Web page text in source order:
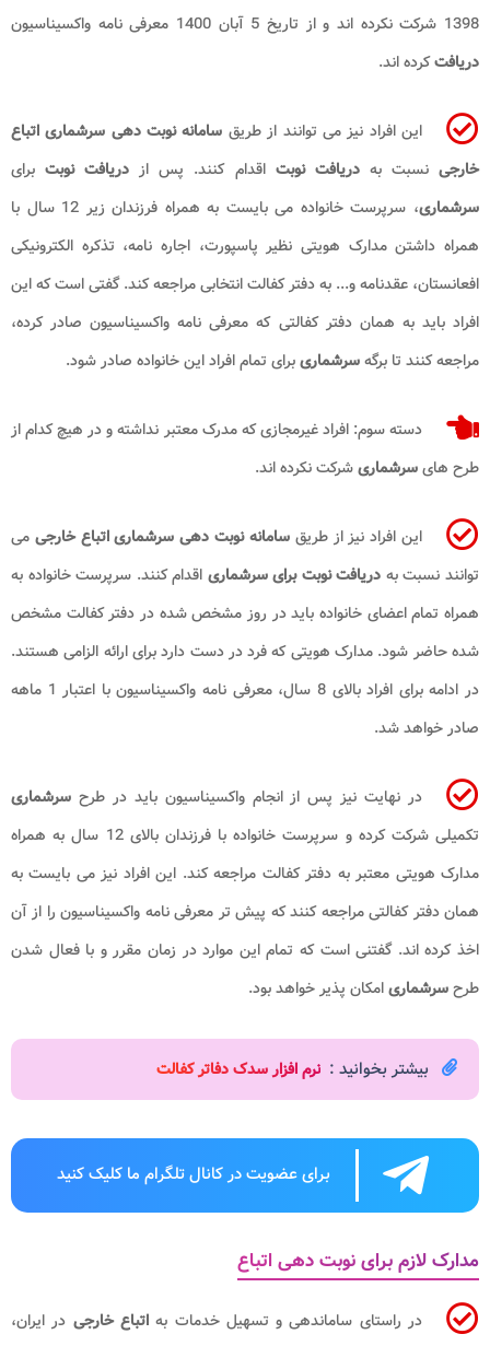
1398 شرکت نکرده اند و از تاریخ 5 آبان 1400 معرفی نامه واکسیناسیون
دریافتکرده اند.
این افراد نیز می توانند از طریق سامانه نوبت دهی سرشماری اتباع
خارجینسبت بهدریافت نوبتاقدام کنند. پس از دریافت نوبت برای
سرشماری
، سرپرست خانواده می بایست به همراه فرزندان زیر 12 سال با
همراه داشتن مدارک هویتی نظیر پاسپورت، اجاره نامه، تذکره الکترونیکی
افعانستان، عقدنامه و... به دفتر کفالت انتخابی مراجعه کند. گفتی است که این
افراد باید به همان دفتر کفالتی که معرفی نامه واکسیناسیون صادر کرده،
مراجعه کنند تا برگهسرشماریبرای تمام افراد این خانواده صادر شود.
دسته سوم: افراد غیرمجازی که مدرک معتبر نداشته و در هیچ کدام از
طرح هایسرشماریشرکت نکرده اند.
این افراد نیز از طریقسامانه نوبت دهی سرشماری اتباع خارجی می
توانند نسبت به دریافت نوبت برای سرشماری اقدام کنند. سرپرست خانواده به
همراه تمام اعضای خانواده باید در روز مشخص شده در دفتر کفالت مشخص
شده حاضر شود. مدارک هویتی که فرد در دست دارد برای ارائه الزامی هستند.
در ادامه برای افراد بالای 8 سال، معرفی نامه واکسیناسیون با اعتبار 1 ماهه
صادر خواهد شد.
در نهایت نیز پس از انجام واکسیناسیون باید در طرح سرشماری
تکمیلی شرکت کرده و سرپرست خانواده با فرزندان بالای 12 سال به همراه
مدارک هویتی معتبر به دفتر کفالت مراجعه کند. این افراد نیز می بایست به
همان دفتر کفالتی مراجعه کنند که پیش تر معرفی نامه واکسیناسیون را از آن
اخذ کرده اند. گفتنی است که تمام این موارد در زمان مقرر و با فعال شدن
طرحسرشماریامکان پذیر خواهد بود.
بیشتر بخوانید : نرم افزار سدک دفاتر کفالت
برای عضویت در کانال تلگرام ما کلیک کنید
مدارک لازم برای نوبت دهی اتباع
در راستای ساماندهی و تسهیل خدمات بهاتباع خارجی در ایران،